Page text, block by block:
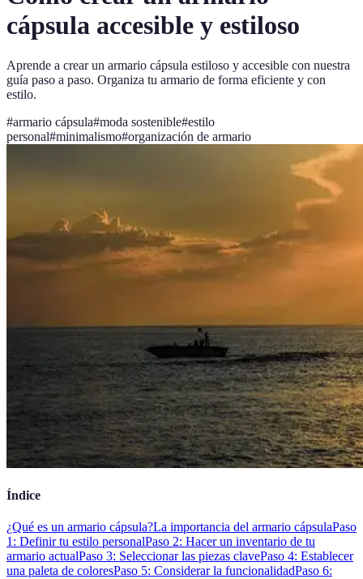
cápsula accesible y estiloso
Aprende a crear un armario cápsula estiloso y accesible con nuestra
guía paso a paso. Organiza tu armario de forma eficiente y con
estilo.
#armario cápsula#moda sostenible#estilo
personal#minimalismo#organización de armario
Índice
¿Qué es un armario cápsula?La importancia del armario cápsulaPaso
1: Definir tu estilo personalPaso 2: Hacer un inventario de tu
armario actualPaso 3: Seleccionar las piezas clavePaso 4: Establecer
una paleta de coloresPaso 5: Considerar la funcionalidadPaso 6: